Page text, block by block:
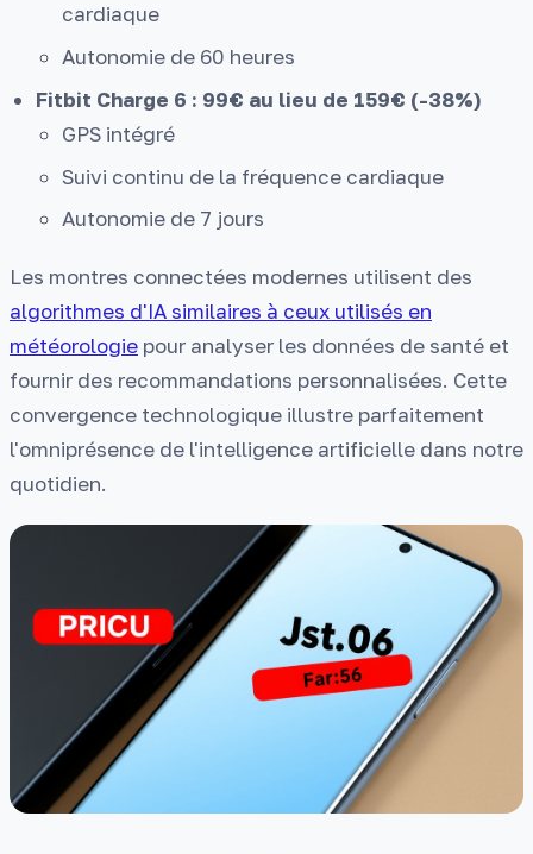
cardiaque
Autonomie de 60 heures
Fitbit Charge 6 : 99€ au lieu de 159€ (-38%)
GPS intégré
Suivi continu de la fréquence cardiaque
Autonomie de 7 jours
Les montres connectées modernes utilisent des
algorithmes d'IA similaires à ceux utilisés en
météorologie pour analyser les données de santé et
fournir des recommandations personnalisées. Cette
convergence technologique illustre parfaitement
l'omniprésence de l'intelligence artificielle dans notre
quotidien.